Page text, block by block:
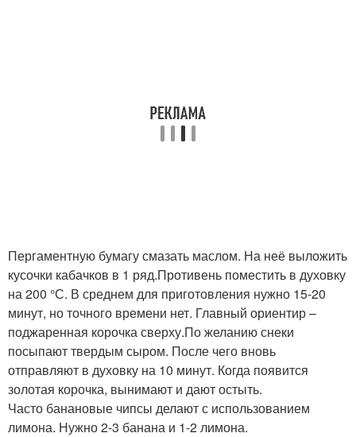
Пергаментную бумагу смазать маслом. На неё выложить
кусочки кабачков в 1 ряд.Противень поместить в духовку
на 200 °С. В среднем для приготовления нужно 15-20
минут, но точного времени нет. Главный ориентир –
поджаренная корочка сверху.По желанию снеки
посыпают твердым сыром. После чего вновь
отправляют в духовку на 10 минут. Когда появится
золотая корочка, вынимают и дают остыть.
Часто банановые чипсы делают с использованием
лимона. Нужно 2-3 банана и 1-2 лимона.